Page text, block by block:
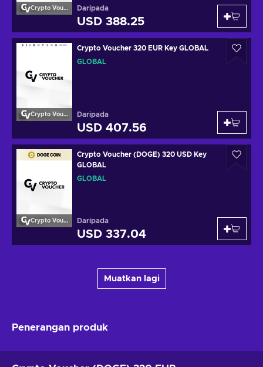
Crypto Voucher Daripada
USD 388.25
Crypto Voucher
Crypto Voucher 320 EUR Key GLOBAL
GLOBAL
Daripada
USD 407.56
Crypto Voucher
Crypto Voucher (DOGE) 320 USD Key
GLOBAL
GLOBAL
Daripada
USD 337.04
Muatkan lagi
Penerangan produk